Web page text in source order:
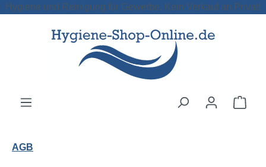
Zum Hauptinhalt springen
Hygiene und Reinigung für Gewerbe. Kein Verkauf an Privat!
AGB